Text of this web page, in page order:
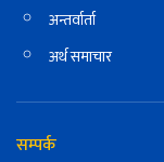
अन्तर्वार्ता
अर्थ समाचार
सम्पर्क